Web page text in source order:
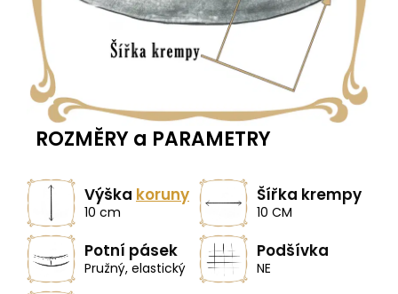
ROZMĚRY a PARAMETRY
Výška koruny
10 cm
Šířka krempy
10 CM
Potní pásek
Pružný, elastický
Podšívka
NE